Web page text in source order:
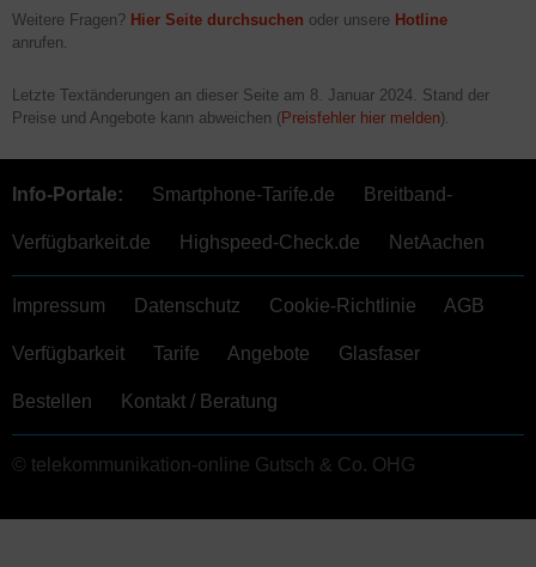
Weitere Fragen? Hier Seite durchsuchen oder unsere Hotline
anrufen.
Letzte Textänderungen an dieser Seite am 8. Januar 2024 . Stand der
Preise und Angebote kann abweichen (Preisfehler hier melden).
Info-Portale: Smartphone-Tarife.de Breitband-
Verfügbarkeit.de Highspeed-Check.de NetAachen
Impressum Datenschutz Cookie-Richtlinie AGB
Verfügbarkeit Tarife Angebote Glasfaser
Bestellen Kontakt / Beratung
© telekommunikation-online Gutsch & Co. OHG